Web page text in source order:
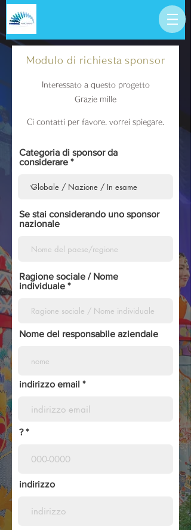
Modulo di richiesta sponsor
Interessato a questo progetto
Grazie mille
Ci contatti per favore. vorrei spiegare.
Categoria di sponsor da
considerare
Se stai considerando uno sponsor
nazionale
Ragione sociale / Nome
individuale
Nome del responsabile aziendale
indirizzo email
?
indirizzo